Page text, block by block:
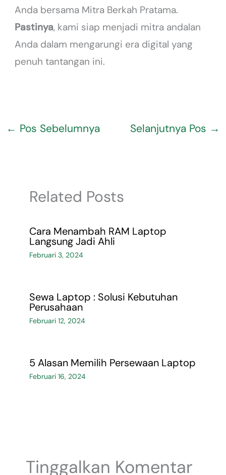
Anda bersama Mitra Berkah Pratama.
Pastinya, kami siap menjadi mitra andalan
Anda dalam mengarungi era digital yang
penuh tantangan ini.
← Pos Sebelumnya Selanjutnya Pos →
Related Posts
Cara Menambah RAM Laptop
Langsung Jadi Ahli
Februari 3, 2024
Sewa Laptop : Solusi Kebutuhan
Perusahaan
Februari 12, 2024
5 Alasan Memilih Persewaan Laptop
Februari 16, 2024
Tinggalkan Komentar